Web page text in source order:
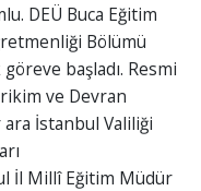
DEÜ Buca Eğitim
Bölümü
başladı. Resmi
ve Devran
İstanbul Valiliği
İl Millî Eğitim Müdür